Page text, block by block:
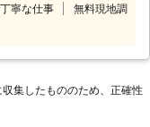
用いただいておりま
させていただきます。
寧な仕事
無料現地調
集したもののため、正確性